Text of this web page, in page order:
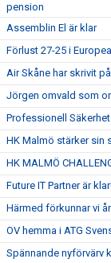
pension
Assemblin El är klar
Förlust 27-25 i
Air Skåne har skrivit
Jörgen omvald som
Professionell
HK Malmö stärker sin
HK MALMÖ
Future IT Partner är
Härmed förkunnar vi
OV hemma i ATG
Spännande nyförvärv